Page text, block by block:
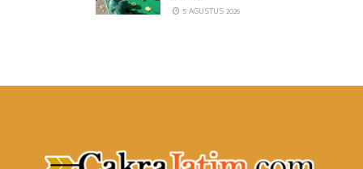
5 AGUSTUS 2026